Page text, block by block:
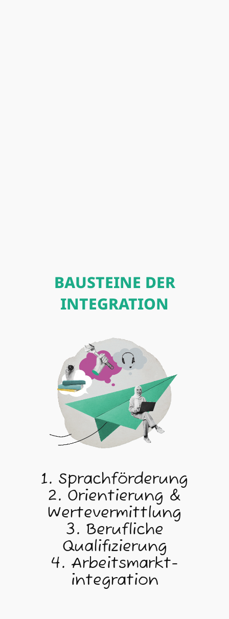
BAUSTEINE DER
INTEGRATION
1. Sprachförderung
2. Orientierung &
Wertevermittlung
3. Berufliche
Qualifizierung
4. Arbeitsmarkt­
integration